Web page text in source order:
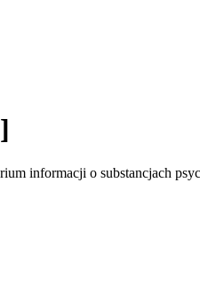
informacji o substancjach